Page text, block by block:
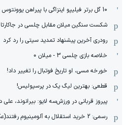
10 گل برتر فیلیپو اینزاگی با پیراهن یوونتوس
شکست سنگین میلان مقابل چلسی در جاکارتا
رودری آخرین پیشنهاد تمدید سیتی را رد کرد
خلاصه بازی چلسی 3 - میلان 0
خورخه مسی، او تاریخ فوتبال را تغییر داد!
قطعی: بهترین لیگ یک در پرسپولیس!
پیروز قربانی در ورزش‌سه لایو: بیرانوند،
رسمی: 2 خرید استقلال به آلومینیوم رفتند(عکس)